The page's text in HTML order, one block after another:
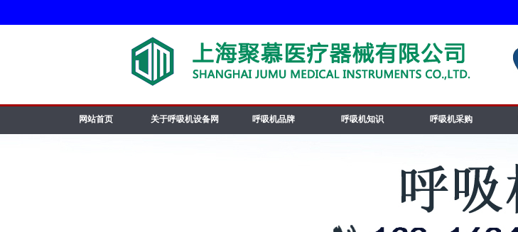
网站首页 关于呼吸机设备网 呼吸机品牌 呼吸机知识 呼吸机采购